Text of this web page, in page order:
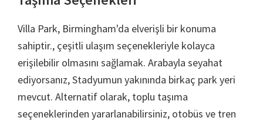
Villa Park, Birmingham'da elverişli bir konuma
sahiptir., çeşitli ulaşım seçenekleriyle kolayca
erişilebilir olmasını sağlamak. Arabayla seyahat
ediyorsanız, Stadyumun yakınında birkaç park yeri
mevcut. Alternatif olarak, toplu taşıma
seçeneklerinden yararlanabilirsiniz, otobüs ve tren